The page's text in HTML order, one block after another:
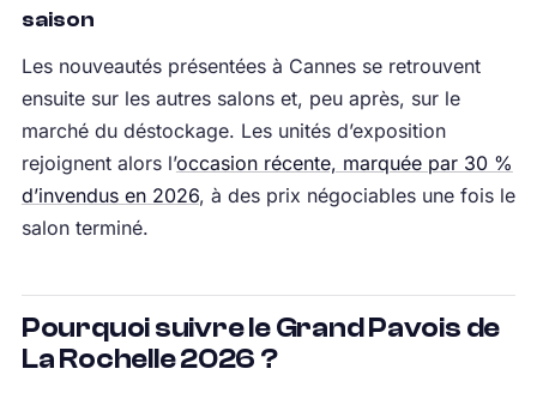
saison
Les nouveautés présentées à Cannes se retrouvent
ensuite sur les autres salons et, peu après, sur le
marché du déstockage. Les unités d’exposition
rejoignent alors l’occasion récente, marquée par 30 %
d’invendus en 2026, à des prix négociables une fois le
salon terminé.
Pourquoi suivre le Grand Pavois de
La Rochelle 2026 ?